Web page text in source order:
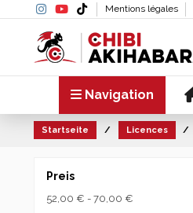
Mentions légales
Navigation
Startseite Licences
Preis
52,00 € - 70,00 €